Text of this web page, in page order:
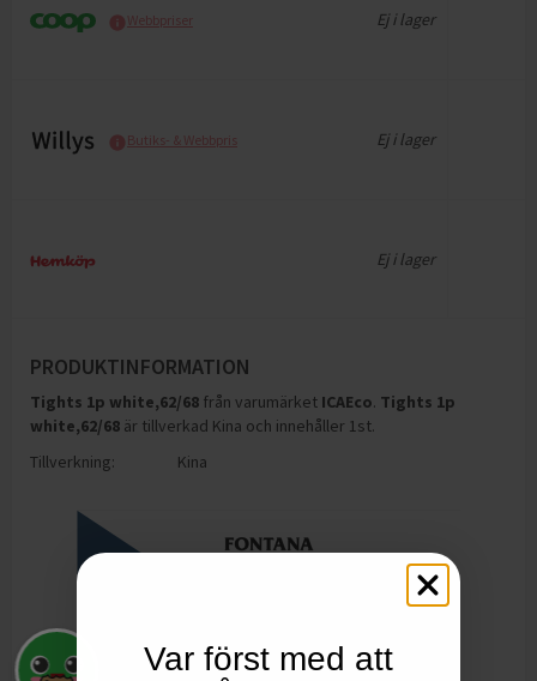
Webbpriser Ej i lager
Butiks- & Webbpris Ej i lager
Ej i lager
PRODUKTINFORMATION
Tights 1p white,62/68 från varumärket ICAEco. Tights 1p
white,62/68 är tillverkad Kina och innehåller 1st.
Tillverkning:
Kina
Var först med att